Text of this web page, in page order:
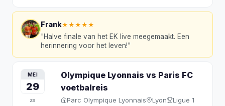
Frank★★★★★
"Halve finale van het EK live meegemaakt. Een
herinnering voor het leven!"
MEI
29
za
Olympique Lyonnais vs Paris FC
voetbalreis
Parc Olympique Lyonnais Lyon Ligue 1